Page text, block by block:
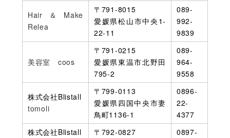
Hair＆Make
Relea
〒791-8015
愛媛県松山市中央1-
22-11
089-
992-
9839
美容室 coos
〒791-0215
愛媛県東温市北野田
795-2
089-
964-
9558
株式会社Blistall
tomoli
〒799-0113
愛媛県四国中央市妻
鳥町1136-1
0896-
22-
4377
株式会社Blistall
〒792-0827
0897-